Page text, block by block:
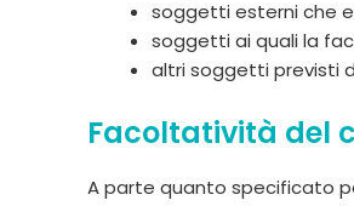
soggetti esterni che
soggetti ai quali la
altri soggetti previsti
Facoltatività del
A parte quanto specificato